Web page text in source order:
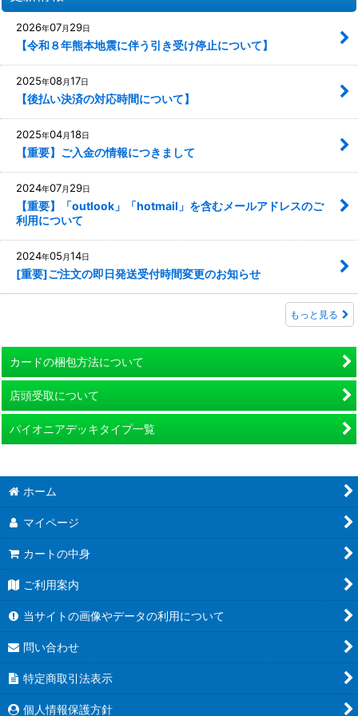
2026年07月 29日
【令和８年熊本地震に伴う引き受け停止について】
2025年08月17日
【後払い決済の対応時間について】
2025年04月18日
【重要】ご入金の情報につきまして
2024年07月 29日
【重要】「outlook」「hotmail」を含むメールアドレスのご
利用について
2024年05 月14日
[重要]ご注文の即日発送受付時間変更のお知らせ
もっと見る
カードの梱包方法について
店頭受取について
パイオニアデッキタイプ一覧
ホーム
マイページ
カートの中身
ご利用案内
当サイトの画像やデータの利用について
問い合わせ
特定商取引法表示
個人情報保護方針